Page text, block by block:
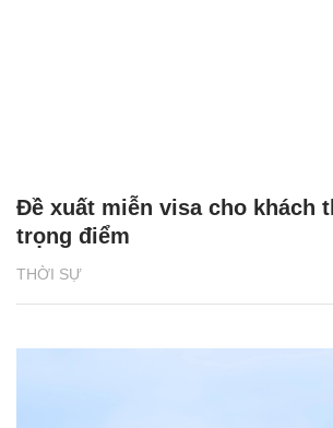
THỜI SỰ
Đề xuất miễn visa cho khách
trọng điểm